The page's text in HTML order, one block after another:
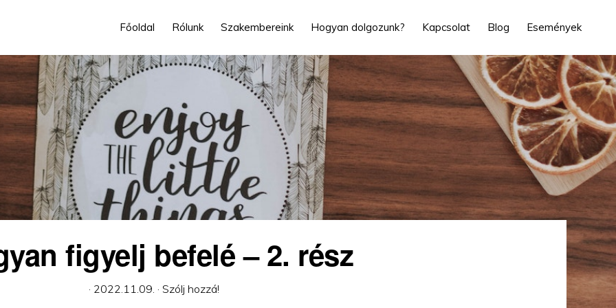
Főoldal Rólunk Szakembereink Hogyan dolgozunk? Kapcsolat Blog Események
figyelj befelé – 2. rész
· 2022.11.09. · Szólj hozzá!